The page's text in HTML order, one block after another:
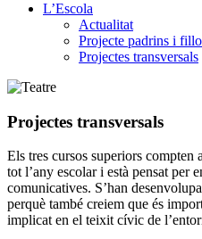
L’Escola
Actualitat
Projecte padrins i
Projectes transversals
Projectes transversals
Els tres cursos superiors compten
tot l’any escolar i està pensat per
comunicatives. S’han
perquè també creiem que és
implicat en el teixit cívic de